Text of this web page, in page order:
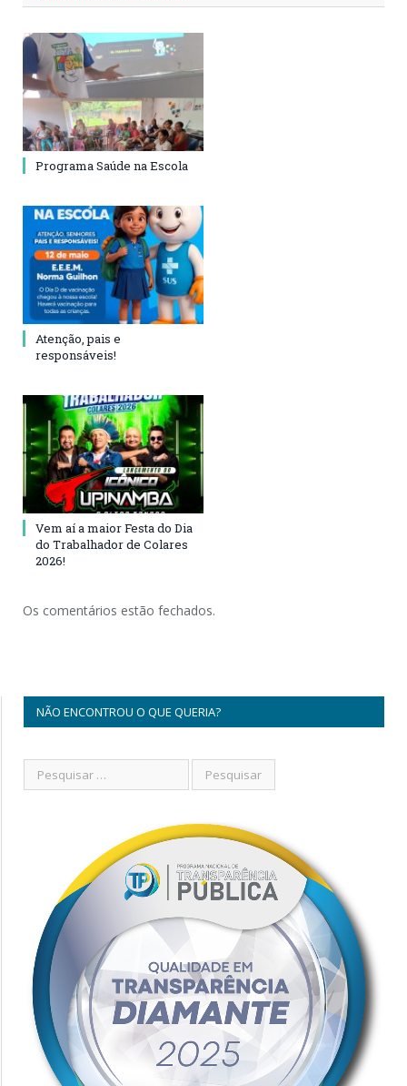
Programa Saúde na Escola
Atenção, pais e
responsáveis!
Vem aí a maior Festa do Dia
do Trabalhador de Colares
2026!
Os comentários estão fechados.
NÃO ENCONTROU O QUE QUERIA?